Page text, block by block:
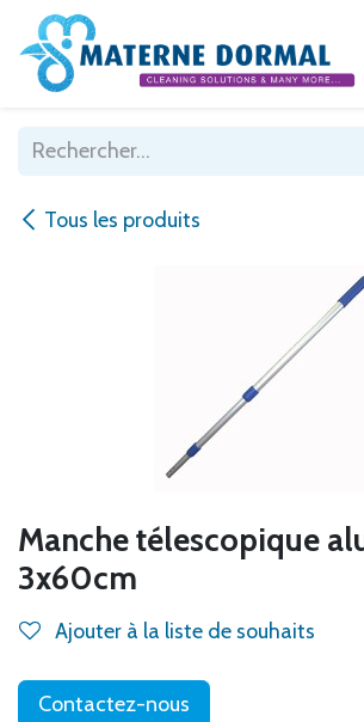
Se rendre au contenu
Tous les produits
Manche télescopique
3x60cm
Ajouter à la liste de souhaits
Contactez-nous